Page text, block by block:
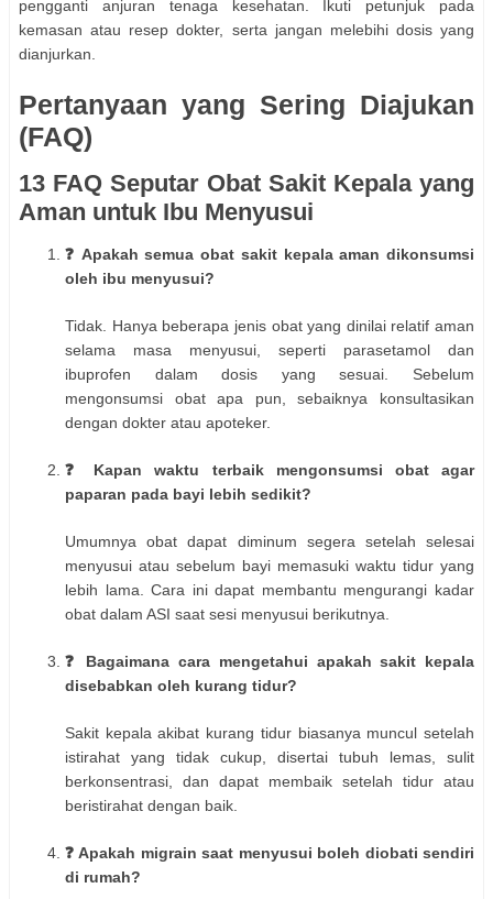
pengganti anjuran tenaga kesehatan. Ikuti petunjuk pada
kemasan atau resep dokter, serta jangan melebihi dosis yang
dianjurkan.
Pertanyaan yang Sering Diajukan
(FAQ)
13 FAQ Seputar Obat Sakit Kepala yang
Aman untuk Ibu Menyusui
❓ Apakah semua obat sakit kepala aman dikonsumsi
oleh ibu menyusui?
Tidak. Hanya beberapa jenis obat yang dinilai relatif aman
selama masa menyusui, seperti parasetamol dan
ibuprofen dalam dosis yang sesuai. Sebelum
mengonsumsi obat apa pun, sebaiknya konsultasikan
dengan dokter atau apoteker.
❓ Kapan waktu terbaik mengonsumsi obat agar
paparan pada bayi lebih sedikit?
Umumnya obat dapat diminum segera setelah selesai
menyusui atau sebelum bayi memasuki waktu tidur yang
lebih lama. Cara ini dapat membantu mengurangi kadar
obat dalam ASI saat sesi menyusui berikutnya.
❓ Bagaimana cara mengetahui apakah sakit kepala
disebabkan oleh kurang tidur?
Sakit kepala akibat kurang tidur biasanya muncul setelah
istirahat yang tidak cukup, disertai tubuh lemas, sulit
berkonsentrasi, dan dapat membaik setelah tidur atau
beristirahat dengan baik.
❓ Apakah migrain saat menyusui boleh diobati sendiri
di rumah?